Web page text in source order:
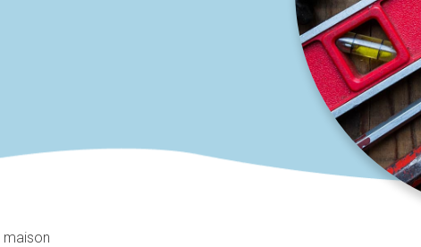
maison